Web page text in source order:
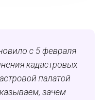
с 5 февраля
кадастровых
палатой
зачем